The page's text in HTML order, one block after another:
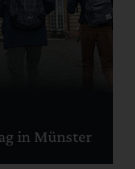
in Münster